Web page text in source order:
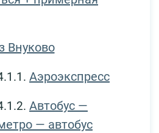
Внуково
Аэроэкспресс
Автобус —
— автобус